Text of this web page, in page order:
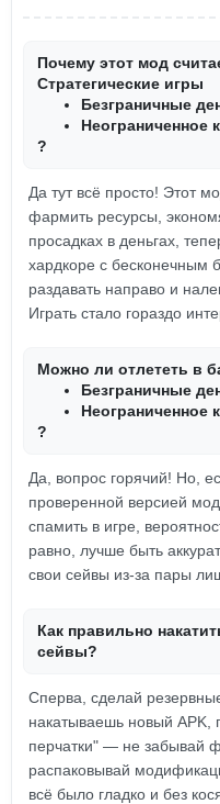
Почему этот мод
Стратегические игры
Безграничные
Неограниченное
?
Да тут всё просто! Этот
фармить ресурсы,
просадках в деньгах,
хардкоре с
раздавать направо и
Играть стало гораздо
Можно ли отлететь в
Безграничные
Неограниченное
?
Да, вопрос горячий! Но,
проверенной версией
спамить в игре,
равно, лучше быть
свои сейвы из-за пары
Как правильно
сейвы?
Сперва, сделай
накатываешь новый APK,
перчатки" — не забывай
распаковывай
всё было гладко и без